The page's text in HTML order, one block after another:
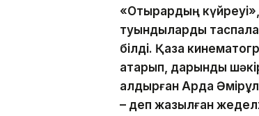
«Отырардың
туындыларды
білді. Қазақ
атқарып, дарынды
қалдырған Ардақ
– деп жазылған